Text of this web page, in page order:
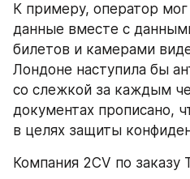
К примеру, оператор
данные вместе с
билетов и камерами
Лондоне наступила бы
со слежкой за каждым
документах прописано,
в целях защиты
Компания 2CV по заказу